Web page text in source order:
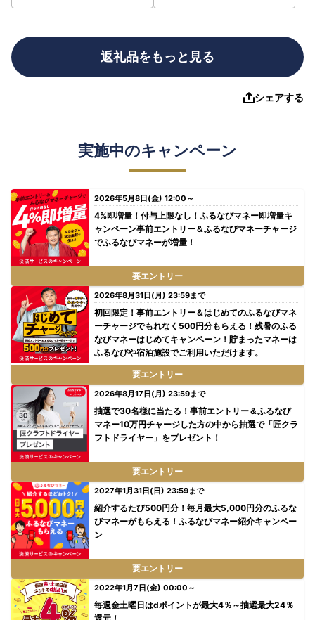
返礼品をもっと見る
シェアする
実施中のキャンペーン
2026年5月8日(金) 12:00～
4%即増量！付与上限なし！ふるなびマネー即増量キ
ャンペーン事前エントリー＆ふるなびマネーチャージ
でふるなびマネーが増量！
要エントリー
2026年8月31日(月) 23:59まで
初回限定！事前エントリー＆はじめてのふるなびマネ
ーチャージでもれなく500円分もらえる！残暑のふる
なびマネーはじめてキャンペーン！貯まったマネーは
ふるなびや宿泊施設でご利用いただけます。
要エントリー
2026年8月17日(月) 23:59まで
抽選で30名様に当たる！事前エントリー＆ふるなび
マネー10万円チャージした方の中から抽選で「匠クラ
フトドライヤー」をプレゼント！
要エントリー
2027年1月31日(日) 23:59まで
紹介するたび500円分！毎月最大5,000円分のふるな
びマネーがもらえる！ふるなびマネー紹介キャンペー
ン
要エントリー
2022年1月7日(金) 00:00～
毎週金土曜日はdポイントが最大4％～抽選最大24％
還元！